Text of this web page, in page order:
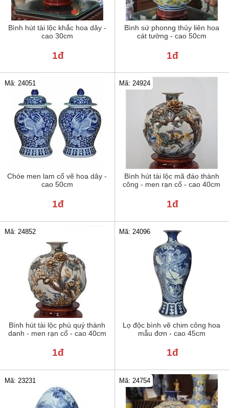
Bình hút tài lộc khắc hoa dây -
cao 30cm
1đ
Bình sứ phonng thủy liên hoa
cát tường - cao 50cm
1đ
Chóe men lam cổ vẽ hoa dây -
cao 50cm
Mã: 24051
1đ
Bình hút tài lộc mã đáo thành
công - men rạn cổ - cao 40cm
Mã: 24924
1đ
Bình hút tài lộc phú quý thành
danh - men rạn cổ - cao 40cm
Mã: 24852
1đ
Lọ độc bình vẽ chim công hoa
mẫu đơn - cao 45cm
Mã: 24096
1đ
Mã: 23231 Mã: 24754